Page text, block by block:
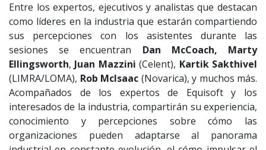
Entre los expertos, ejecutivos y analistas que destacan
como líderes en la industria que estarán compartiendo
sus percepciones con los asistentes durante las
sesiones se encuentran Dan McCoach, Marty
Ellingsworth, Juan Mazzini(Celent), Kartik Sakthivel
(LIMRA/LOMA), Rob McIsaac (Novarica), y muchos más.
Acompañados de los expertos de Equisoft y los
interesados de la industria, compartirán su experiencia,
conocimiento y percepciones sobre cómo las
organizaciones pueden adaptarse al panorama